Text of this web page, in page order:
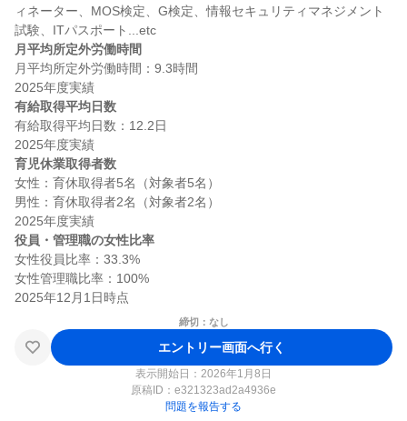
ィネーター、MOS検定、G検定、情報セキュリティマネジメント
月平均所定外労働時間
月平均所定外労働時間：9.3時間
有給取得平均日数
有給取得平均日数：12.2日
育児休業取得者数
女性：育休取得者5名（対象者5名）
男性：育休取得者2名（対象者2名）
役員・管理職の女性比率
女性役員比率：33.3%
女性管理職比率：100%
締切：なし
エントリー画面へ行く
表示開始日：2026年1月8日
原稿ID： e321323ad2a4936e
問題を報告する